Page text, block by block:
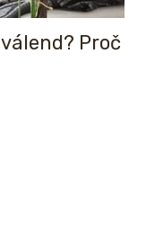
Proč